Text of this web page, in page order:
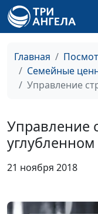
Главная
Семейные
Управление
Управление
21 ноября 2018
Профилактика
Последствия
Делать аборт или
утробе матери